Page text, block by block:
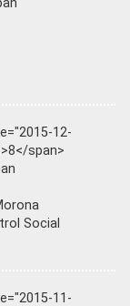
12-
span>
Social
11-